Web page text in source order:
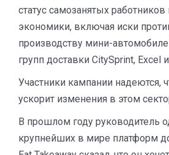
статус самозанятых
экономики, включая иски
производству мини-
групп доставки CitySprint, Excel
Участники кампании надеются,
ускорит изменения в этом
В прошлом году руководитель
крупнейших в мире платформ